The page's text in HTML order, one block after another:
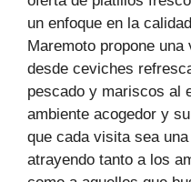
un enfoque en la
Maremoto propone
desde ceviches
pescado y mariscos al
ambiente acogedor y
que cada visita sea
atrayendo tanto a los